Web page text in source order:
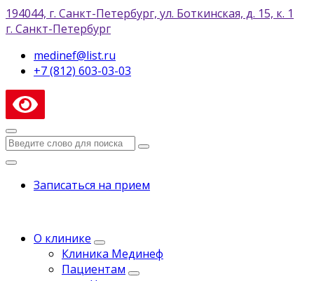
194044, г. Санкт-Петербург, ул. Боткинская, д. 15, к. 1
г. Санкт-Петербург
medinef@list.ru
+7 (812) 603-03-03
Записаться на прием
О клинике
Клиника Мединеф
Пациентам